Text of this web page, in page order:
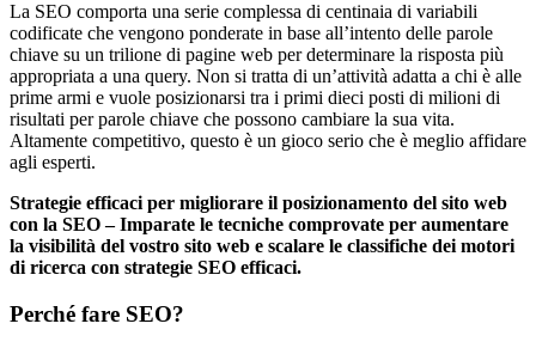
La SEO comporta una serie complessa di centinaia di variabili
codificate che vengono ponderate in base all’intento delle parole
chiave su un trilione di pagine web per determinare la risposta più
appropriata a una query. Non si tratta di un’attività adatta a chi è alle
prime armi e vuole posizionarsi tra i primi dieci posti di milioni di
risultati per parole chiave che possono cambiare la sua vita.
Altamente competitivo, questo è un gioco serio che è meglio affidare
agli esperti.
Strategie efficaci per migliorare il posizionamento del sito web
con la SEO – Imparate le tecniche comprovate per aumentare
la visibilità del vostro sito web e scalare le classifiche dei motori
di ricerca con strategie SEO efficaci.
Perché fare SEO?